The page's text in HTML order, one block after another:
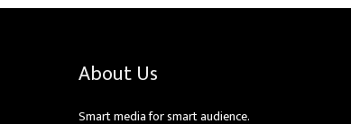
About Us
Smart media for smart audience.